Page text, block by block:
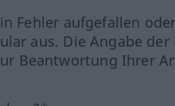
Fehler aufgefallen
aus. Die Angabe
Beantwortung Ihrer